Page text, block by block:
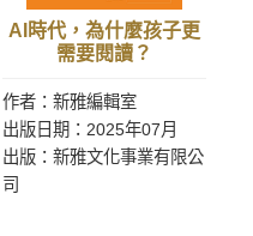
AI時代，為什麼孩子更
需要閱讀？
作者：新雅編輯室
出版日期：2025年07月
出版：新雅文化事業有限公
司